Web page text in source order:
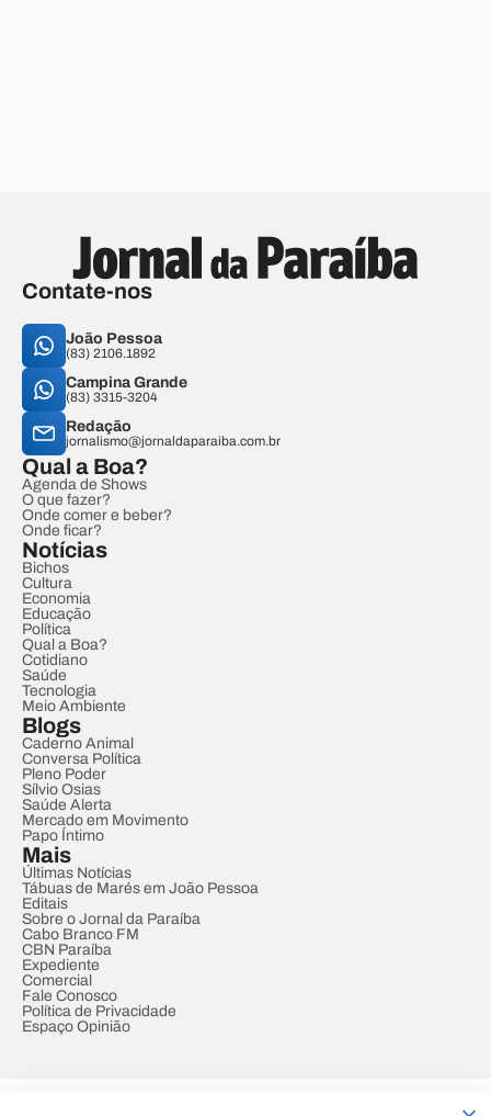
Contate-nos
João Pessoa
(83) 2106.1892
Campina Grande
(83) 3315-3204
Redação
jornalismo@jornaldaparaiba.com.br
Qual a Boa?
Agenda de Shows
O que fazer?
Onde comer e beber?
Onde ficar?
Notícias
Bichos
Cultura
Economia
Educação
Política
Qual a Boa?
Cotidiano
Saúde
Tecnologia
Meio Ambiente
Blogs
Caderno Animal
Conversa Política
Pleno Poder
Sílvio Osias
Saúde Alerta
Mercado em Movimento
Papo Íntimo
Mais
Últimas Notícias
Tábuas de Marés em João Pessoa
Editais
Sobre o Jornal da Paraíba
Cabo Branco FM
CBN Paraíba
Expediente
Comercial
Fale Conosco
Política de Privacidade
Espaço Opinião